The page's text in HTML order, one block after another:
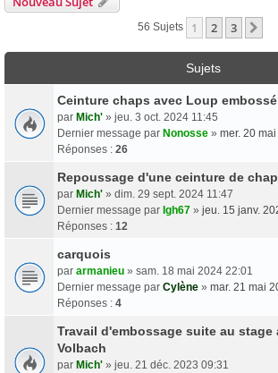
56 Sujets 1 2 3
Sujets
Ceinture chaps avec Loup embossé
par Mich' » jeu. 3 oct. 2024 11:45
Dernier message par Nonosse » mer. 20
Réponses : 26
Repoussage d'une ceinture de
par Mich' » dim. 29 sept. 2024 11:47
Dernier message par Igh67 » jeu. 15 janv.
Réponses : 12
carquois
par armanieu » sam. 18 mai 2024 22:01
Dernier message par Cylène » mar. 21 mai
Réponses : 4
Travail d'embossage suite au stage
Volbach
par Mich' » jeu. 21 déc. 2023 09:31